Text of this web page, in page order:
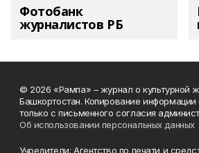
Фотобанк
журналистов РБ
© 2026 «Рампа» – журнал о культурной
Башкортостан. Копирование
только с письменного согласия
Об использовании персональных данных
Учредители: Агентство по печати и